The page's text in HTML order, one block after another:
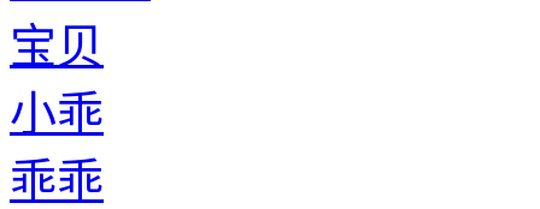
宝贝
小乖
乖乖